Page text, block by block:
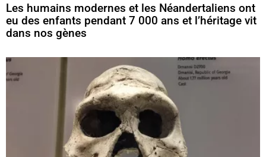
Les humains modernes et les Néandertaliens ont
eu des enfants pendant 7 000 ans et l’héritage vit
dans nos gènes